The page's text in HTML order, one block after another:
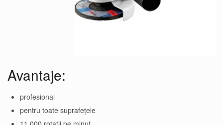
Avantaje:
profesional
pentru toate suprafețele